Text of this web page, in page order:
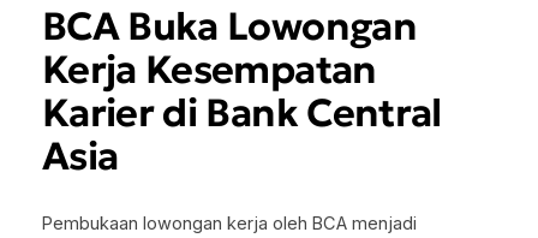
BCA Buka Lowongan
Kerja Kesempatan
Karier di Bank Central
Asia
Pembukaan lowongan kerja oleh BCA menjadi